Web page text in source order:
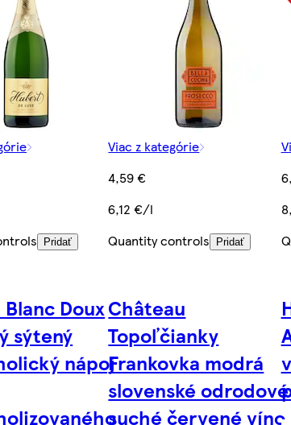
Pridať
Viac z kategórie
4,59 €
6,12 €/l
Quantity controls
Pridať
Doux
sýtený
nápoj
Château
Topoľčianky
Frankovka modrá
slovenské odrodové
suché červené víno